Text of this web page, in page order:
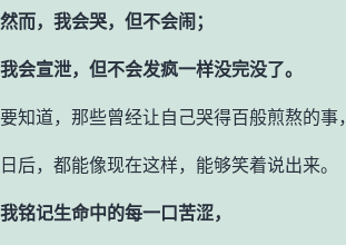
然而，我会哭，但不会闹；
我会宣泄，但不会发疯一样没完没了。
要知道，那些曾经让自己哭得百般煎熬的事，
日后，都能像现在这样，能够笑着说出来。
我铭记生命中的每一口苦涩，